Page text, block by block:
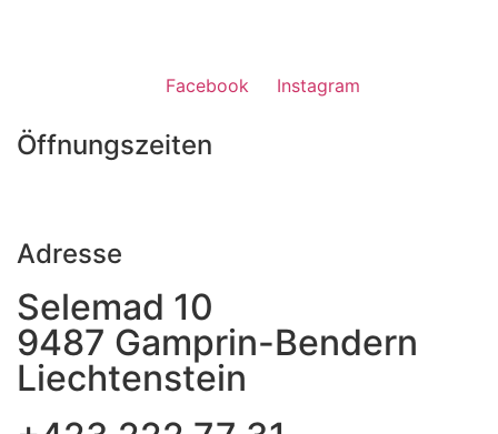
Facebook Instagram
Öffnungszeiten
Adresse
Selemad 10
9487 Gamprin-Bendern
Liechtenstein